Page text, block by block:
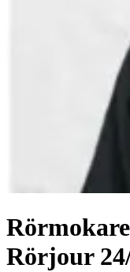
Rörjour